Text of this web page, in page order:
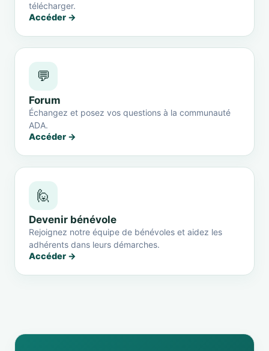
télécharger.
Accéder →
💬
Forum
Échangez et posez vos questions à la communauté
ADA.
Accéder →
🙋
Devenir bénévole
Rejoignez notre équipe de bénévoles et aidez les
adhérents dans leurs démarches.
Accéder →